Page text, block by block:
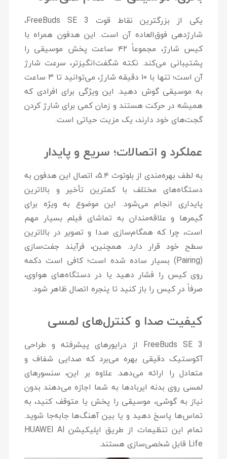
یکی از بزرگترین نقاط قوت FreeBuds SE 3،
شارژدهی فوق‌العاده آن است. این هدفون همراه با
کیس شارژ، مجموعاً ۴۲ ساعت
پخش موسیقی را
پشتیبانی می‌کند. نکته شگفت‌انگیزتر، سرعت شارژ
آن است؛ تنها با ۱۰ دقیقه شارژ ، می‌توانید تا ۳ ساعت
به موسیقی گوش دهید. این ویژگی برای افرادی که
همیشه در حرکت هستند و زمان کمی برای شارژ کردن
گجت‌های خود دارند، یک مزیت حیاتی است.
عملکرد و اتصالات؛ سریع و پایدار
به لطف بهره‌مندی از بلوتوث ۵.۴
، اتصال این هدفون به
دستگاه‌های مختلف با کمترین تأخیر و بالاترین
پایداری انجام می‌شود. این موضوع به ویژه برای
گیمرها و علاقه‌مندان به تماشای فیلم بسیار مهم
است، چرا که همگام‌سازی صدا و تصویر در بالاترین
سطح خود قرار دارد. همچنین، فرآیند جفت‌سازی
(Pairing) بسیار ساده شده است؛ کافی است دکمه
روی کیس را فشار دهید یا در دستگاه‌های هواوی،
صرفاً درِ کیس را باز کنید تا پنجره اتصال ظاهر شود.
کیفیت صدا و کنترل‌های لمسی
FreeBuds SE 3 از درایورهای پیشرفته و طراحی
آکوستیک دقیقی بهره می‌برد که صدایی شفاف و
متعادل را ارائه می‌دهد. علاوه بر این، سنسورهای
لمسی روی بدنه ایربادها به شما اجازه می‌دهند بدون
نیاز به گوشی، موسیقی را پخش یا متوقف کنید، به
تماس‌ها پاسخ دهید و یا بین آهنگ‌ها جابه‌جا شوید.
تمام این تنظیمات از طریق اپلیکیشن HUAWEI AI
Life قابل شخصی‌سازی هستند.